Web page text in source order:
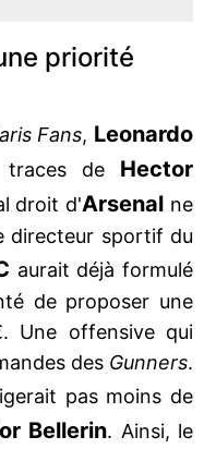
priorité
Fans, Leonardo
de Hector
droit d'Arsenal ne
directeur sportif du
aurait déjà formulé
de proposer une
Une offensive qui
des Gunners.
pas moins de
Bellerin. Ainsi, le